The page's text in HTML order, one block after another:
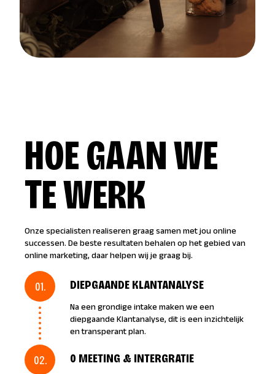
HOE GAAN WE
TE WERK
Onze specialisten realiseren graag samen met jou online
successen. De beste resultaten behalen op het gebied van
online marketing, daar helpen wij je graag bij.
01. DIEPGAANDE KLANTANALYSE
Na een grondige intake maken we een
diepgaande Klantanalyse, dit is een inzichtelijk
en transperant plan.
02. 0 MEETING & INTERGRATIE